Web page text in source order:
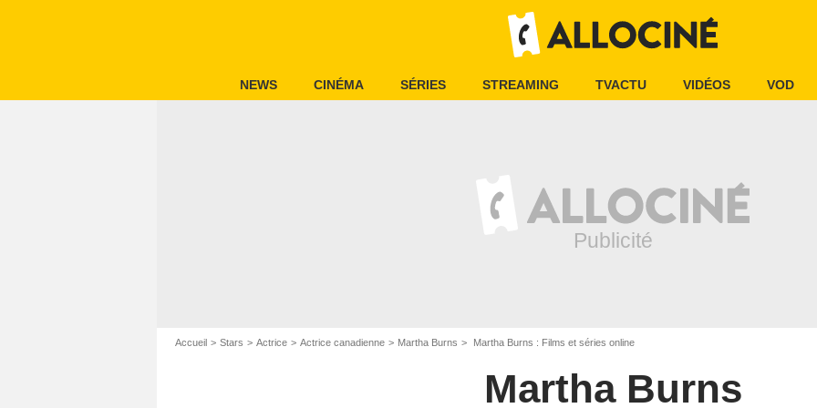
NEWS CINÉMA SÉRIES STREAMING TVACTU VIDÉOS VOD
Accueil Stars Actrice Actrice canadienne Martha Burns Martha Burns : Films et séries online
Martha Burns